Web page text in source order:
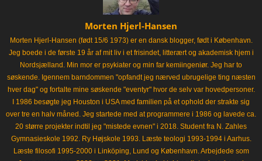
Morten Hjerl-Hansen
Morten Hjerl-Hansen (født 15/6 1973) er en dansk blogger, født i København.
Jeg boede i de første 19 år af mit liv i et frisindet, litterært og akademisk hjem i
Nordsjælland. Min mor er psykiater og min far kemiingeniør. Jeg har to
søskende. Igennem barndommen "opfandt jeg nærved ubrugelige ting næsten
hver dag" og fortalte mine søskende "eventyr" hvor de selv var hovedpersoner.
I 1986 besøgte jeg Houston i USA med familien på et ophold der strakte sig
over tre en halv måned. Jeg startede med at programmere i 1986 og lavede ca.
20 større projekter indtil jeg "mistede evnen" i 2018. Student fra N. Zahles
Gymnasieskole 1992. Ry Højskole 1993. Læste teologi 1993-1994 i Aarhus.
Læste filosofi 1995-2000 i Linköping, Lund og København. Arbejdede som